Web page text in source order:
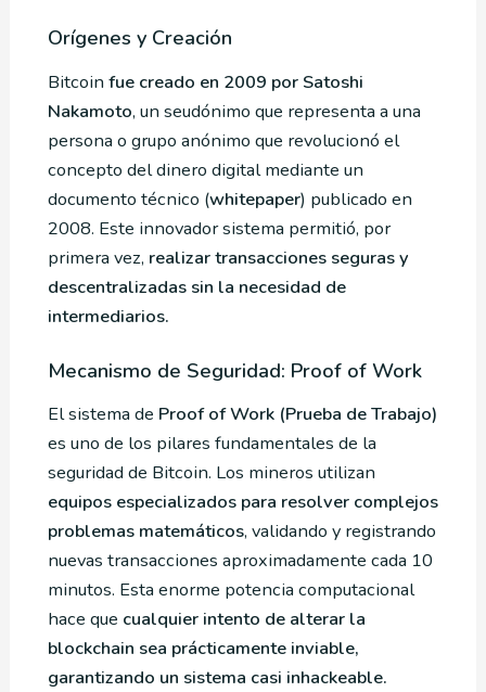
Orígenes y Creación
Bitcoin fue creado en 2009 por Satoshi
Nakamoto, un seudónimo que representa a una
persona o grupo anónimo que revolucionó el
concepto del dinero digital mediante un
documento técnico (whitepaper) publicado en
2008. Este innovador sistema permitió, por
primera vez, realizar transacciones seguras y
descentralizadas sin la necesidad de
intermediarios.
Mecanismo de Seguridad: Proof of Work
El sistema de Proof of Work (Prueba de Trabajo)
es uno de los pilares fundamentales de la
seguridad de Bitcoin. Los mineros utilizan
equipos especializados para resolver complejos
problemas matemáticos, validando y registrando
nuevas transacciones aproximadamente cada 10
minutos. Esta enorme potencia computacional
hace que cualquier intento de alterar la
blockchain sea prácticamente inviable,
garantizando un sistema casi inhackeable.